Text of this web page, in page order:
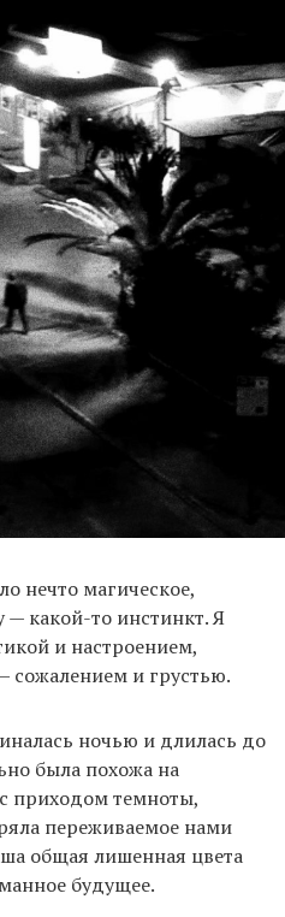
нечто магическое,
какой-то инстинкт. Я
и настроением,
сожалением и грустью.
ночью и длилась до
была похожа на
приходом темноты,
переживаемое нами
общая лишенная цвета
будущее.